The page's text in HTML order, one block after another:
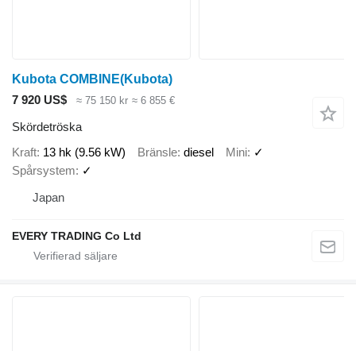
Kubota COMBINE(Kubota)
7 920 US$
≈ 75 150 kr ≈ 6 855 €
Skördetröska
Kraft 13 hk (9.56 kW) Bränsle diesel Mini ✓
Spårsystem
✓
Japan
EVERY TRADING Co Ltd